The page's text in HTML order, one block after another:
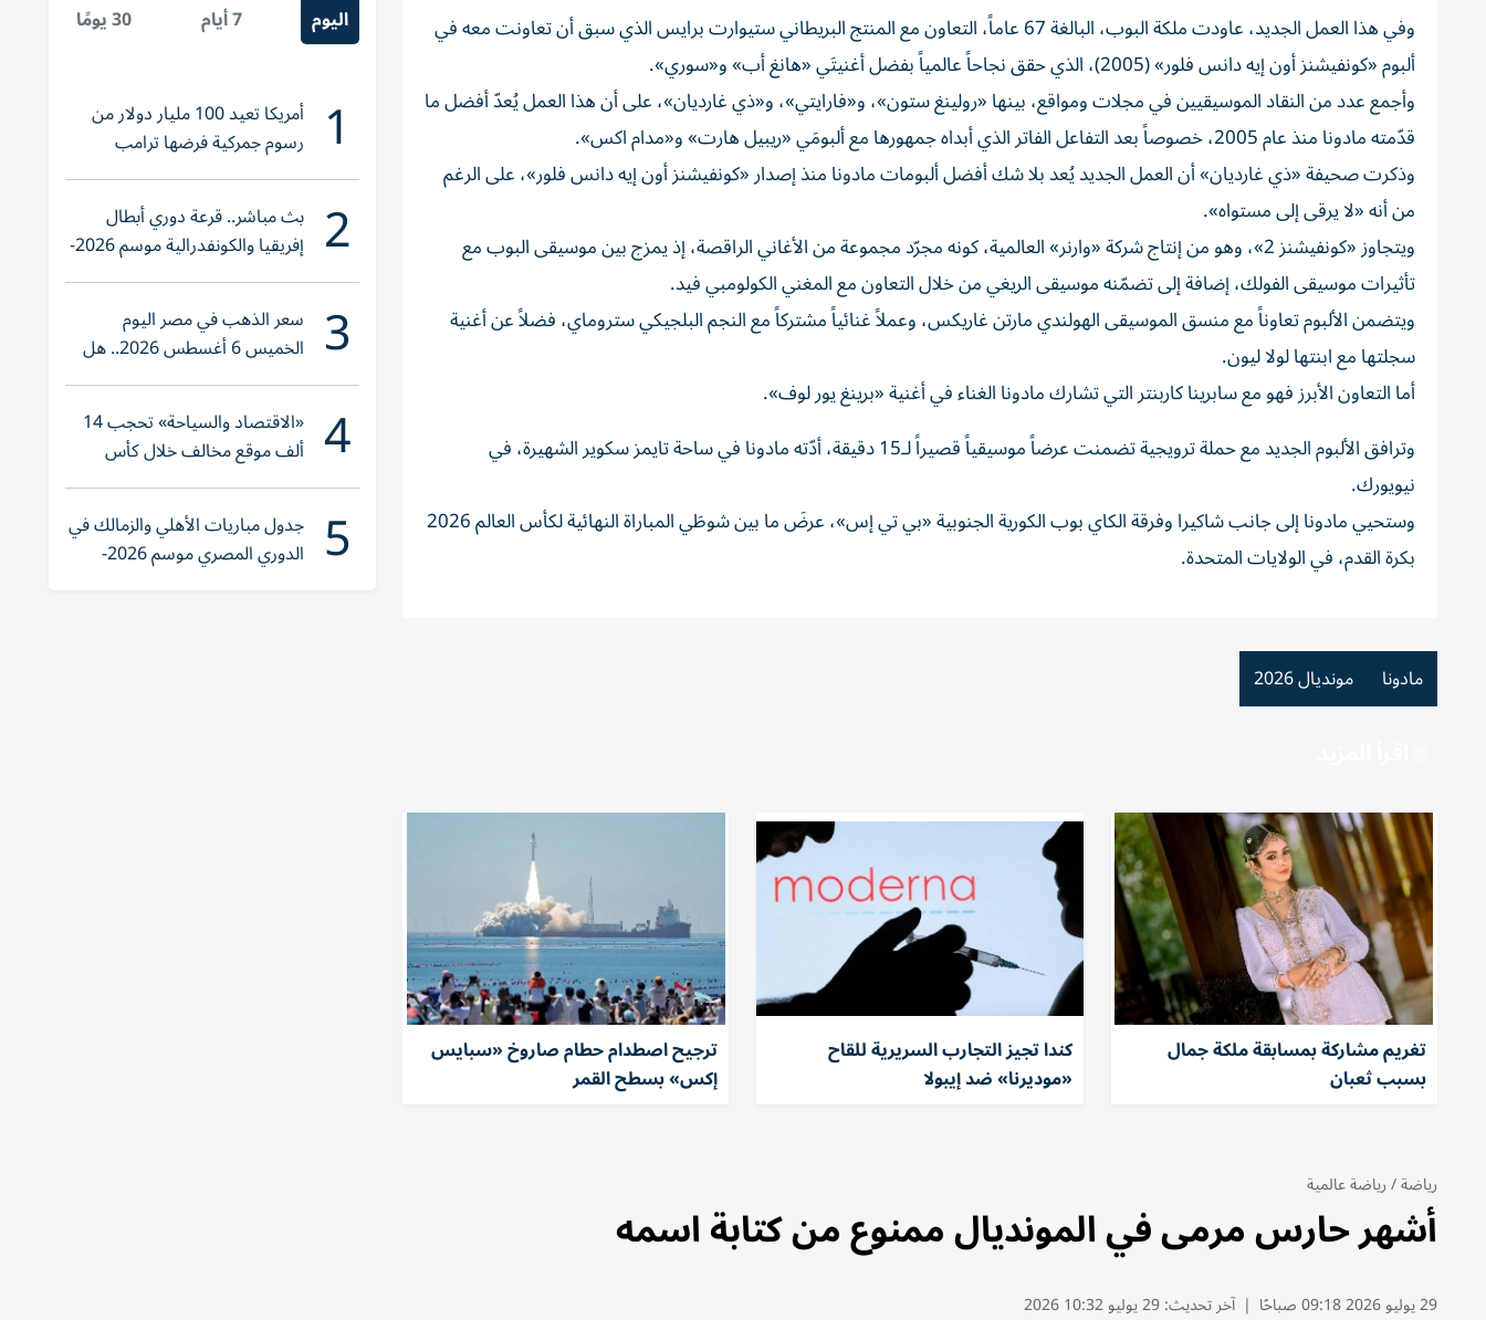
وفي هذا العمل الجديد، عاودت ملكة البوب، البالغة 67 عاماً، التعاون مع المنتج البريطاني ستيوارت برايس الذي سبق أن تعاونت معه في
ألبوم «كونفيشنز أون إيه دانس فلور» (2005)، الذي حقق نجاحاً عالمياً بفضل أغنيتَي «هانغ أب» و«سوري».
وأجمع عدد من النقاد الموسيقيين في مجلات ومواقع، بينها «رولينغ ستون»، و«فارايتي»، و«ذي غارديان»، على أن هذا العمل يُعدّ أفضل ما
قدّمته مادونا منذ عام 2005، خصوصاً بعد التفاعل الفاتر الذي أبداه جمهورها مع ألبومَي «ريبيل هارت» و«مدام اكس».
وذكرت صحيفة «ذي غارديان» أن العمل الجديد يُعد بلا شك أفضل ألبومات مادونا منذ إصدار «كونفيشنز أون إيه دانس فلور»، على الرغم
من أنه «لا يرقى إلى مستواه».
ويتجاوز «كونفيشنز 2»، وهو من إنتاج شركة «وارنر» العالمية، كونه مجرّد مجموعة من الأغاني الراقصة، إذ يمزج بين موسيقى البوب مع
تأثيرات موسيقى الفولك، إضافة إلى تضمّنه موسيقى الريغي من خلال التعاون مع المغني الكولومبي فيد.
ويتضمن الألبوم تعاوناً مع منسق الموسيقى الهولندي مارتن غاريكس، وعملاً غنائياً مشتركاً مع النجم البلجيكي ستروماي، فضلاً عن أغنية
سجلتها مع ابنتها لولا ليون.
أما التعاون الأبرز فهو مع سابرينا كاربنتر التي تشارك مادونا الغناء في أغنية «برينغ يور لوف».
وترافق الألبوم الجديد مع حملة ترويجية تضمنت عرضاً موسيقياً قصيراً لـ15 دقيقة، أدّته مادونا في ساحة تايمز سكوير الشهيرة، في
نيويورك.
وستحيي مادونا إلى جانب شاكيرا وفرقة الكاي بوب الكورية الجنوبية «بي تي إس»، عرضَ ما بين شوطَي المباراة النهائية لكأس العالم 2026
بكرة القدم، في الولايات المتحدة.
مادونا مونديال 2026
تغريم مشاركة بمسابقة ملكة جمال
بسبب ثعبان
كندا تجيز التجارب السريرية للقاح
«موديرنا» ضد إيبولا
ترجيح اصطدام حطام صاروخ «سبايس
إكس» بسطح القمر
رياضة/رياضة عالمية
أشهر حارس مرمى في المونديال ممنوع من كتابة اسمه
29 يوليو 2026 09:18 صباحًا | آخر تحديث:29 يوليو 10:32 2026
اليوم 7 أيام 30 يومًا
1 أمريكا تعيد 100 مليار دولار من
رسوم جمركية فرضها ترامب
2 بث مباشر.. قرعة دوري أبطال
إفريقيا والكونفدرالية موسم 2026-
2027
3 سعر الذهب في مصر اليوم
الخميس 6 أغسطس 2026.. هل
تنوي الشراء؟
4 «الاقتصاد والسياحة» تحجب 14
ألف موقع مخالف خلال كأس
العالم 2026
5 جدول مباريات الأهلي والزمالك في
الدوري المصري موسم 2026-